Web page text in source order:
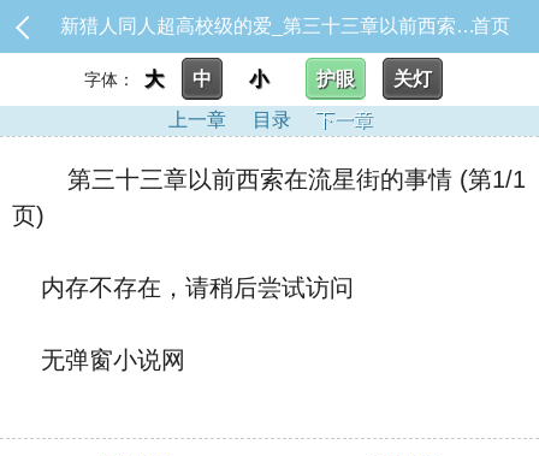
新猎人同人超高校级的爱_第三十三章以前西索在流星街的事情首页
字体： 大 中 小 护眼
关灯
上一章
目录 下一章
第三十三章以前西索在流星街的事情 (第1/1
页)
内存不存在，请稍后尝试访问
无弹窗小说网